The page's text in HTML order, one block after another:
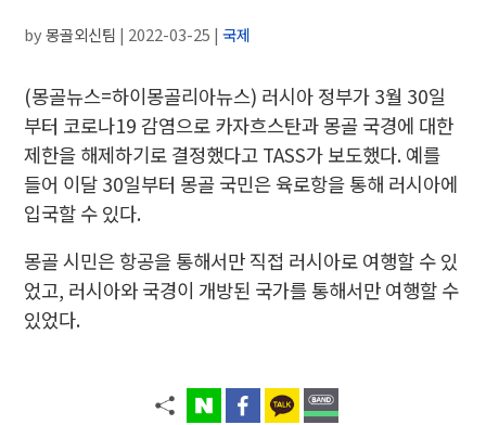
by몽골외신팀 | 2022-03-25 |국제
(몽골뉴스=하이몽골리아뉴스) 러시아 정부가 3월 30일
부터 코로나19 감염으로 카자흐스탄과 몽골 국경에 대한
제한을 해제하기로 결정했다고 TASS가 보도했다. 예를
들어 이달 30일부터 몽골 국민은 육로항을 통해 러시아에
입국할 수 있다.
몽골 시민은 항공을 통해서만 직접 러시아로 여행할 수 있
었고, 러시아와 국경이 개방된 국가를 통해서만 여행할 수
있었다.